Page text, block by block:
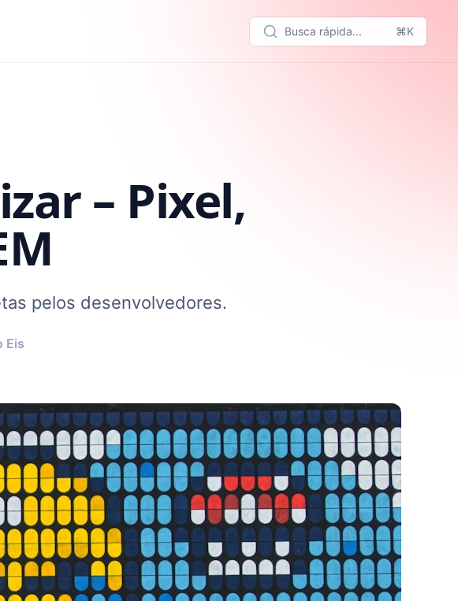
Busca rápida... ⌘K
– Pixel,
pelos desenvolvedores.
Eis